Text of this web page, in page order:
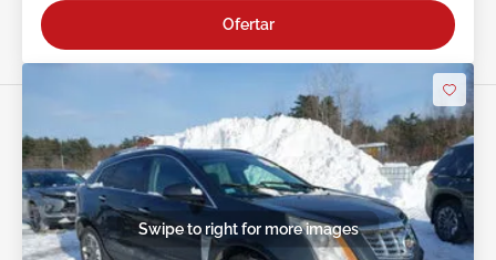
Ofertar
Swipe to right for more images